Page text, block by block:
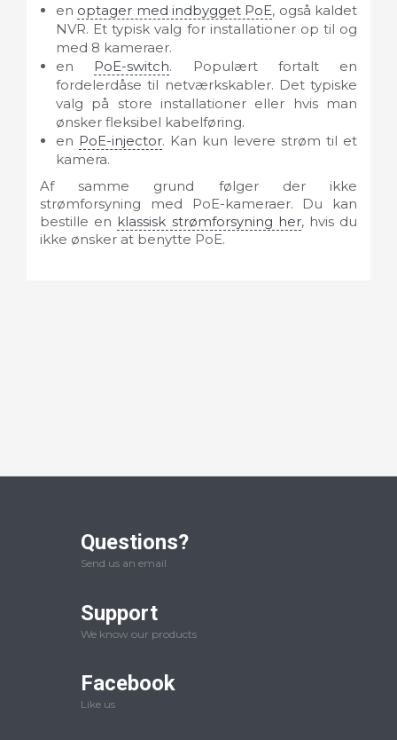
en optager med indbygget PoE, også kaldet
NVR. Et typisk valg for installationer op til og
med 8 kameraer.
en PoE-switch. Populært fortalt en
fordelerdåse til netværkskabler. Det typiske
valg på store installationer eller hvis man
ønsker fleksibel kabelføring.
en PoE-injector. Kan kun levere strøm til et
kamera.
Af samme grund følger der ikke
strømforsyning med PoE-kameraer. Du kan
bestille en klassisk strømforsyning her, hvis du
ikke ønsker at benytte PoE.
Questions?
Send us an email
Support
We know our products
Facebook
Like us